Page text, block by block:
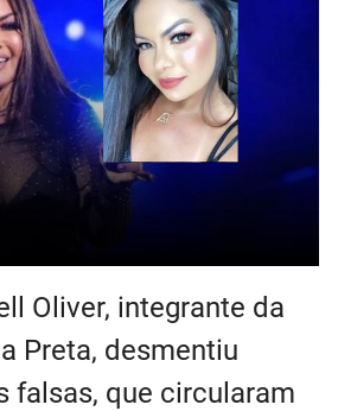
Oliver, integrante da
Preta, desmentiu
falsas, que circularam